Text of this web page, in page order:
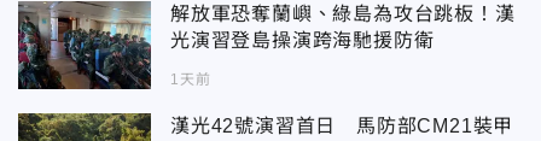
解放軍恐奪蘭嶼、綠島為攻台跳板！漢
光演習登島操演跨海馳援防衛
1天前
漢光42號演習首日 馬防部CM21裝甲